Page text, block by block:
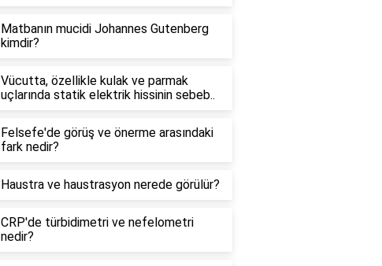
Matbanın mucidi Johannes Gutenberg
kimdir?
Vücutta, özellikle kulak ve parmak
uçlarında statik elektrik hissinin sebeb..
Felsefe'de görüş ve önerme arasındaki
fark nedir?
Haustra ve haustrasyon nerede görülür?
CRP'de türbidimetri ve nefelometri
nedir?